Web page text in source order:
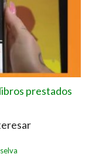
prestados